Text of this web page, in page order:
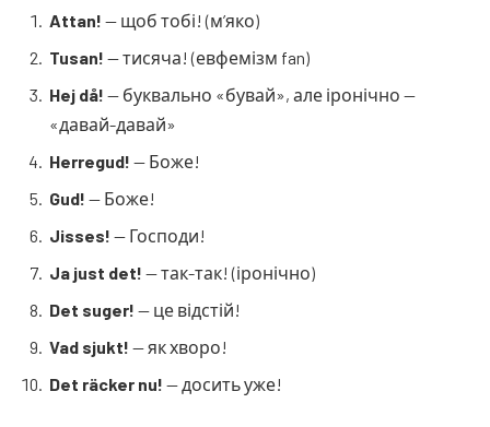
Attan! — щоб тобі! (м’яко)
Tusan! — тисяча! (евфемізм fan)
Hej då! — буквально «бувай», але іронічно —
«давай-давай»
Herregud! — Боже!
Gud! — Боже!
Jisses! — Господи!
Ja just det! — так-так! (іронічно)
Det suger! — це відстій!
Vad sjukt! — як хворо!
Det räcker nu! — досить уже!